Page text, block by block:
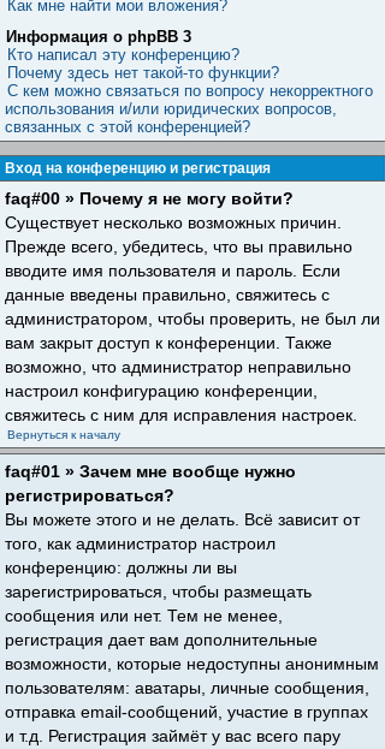
Как мне найти мои вложения?
Информация о phpBB 3
Кто написал эту конференцию?
Почему здесь нет такой-то функции?
С кем можно связаться по вопросу некорректного
использования и/или юридических вопросов,
связанных с этой конференцией?
Вход на конференцию и регистрация
faq#00 » Почему я не могу войти?
Существует несколько возможных причин.
Прежде всего, убедитесь, что вы правильно
вводите имя пользователя и пароль. Если
данные введены правильно, свяжитесь с
администратором, чтобы проверить, не был ли
вам закрыт доступ к конференции. Также
возможно, что администратор неправильно
настроил конфигурацию конференции,
свяжитесь с ним для исправления настроек.
Вернуться к началу
faq#01 » Зачем мне вообще нужно
регистрироваться?
Вы можете этого и не делать. Всё зависит от
того, как администратор настроил
конференцию: должны ли вы
зарегистрироваться, чтобы размещать
сообщения или нет. Тем не менее,
регистрация дает вам дополнительные
возможности, которые недоступны анонимным
пользователям: аватары, личные сообщения,
отправка email-сообщений, участие в группах
и т.д. Регистрация займёт у вас всего пару